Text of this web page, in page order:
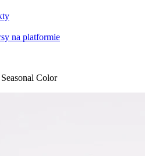
na platformie
Color